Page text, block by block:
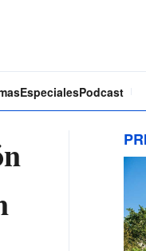
EspecialesPodcast